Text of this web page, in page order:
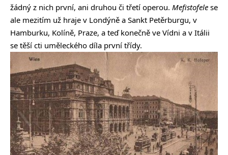
žádný z nich první, ani druhou či třetí operou. Mefistofele se
ale mezitím už hraje v Londýně a Sankt Petěrburgu, v
Hamburku, Kolíně, Praze, a teď konečně ve Vídni a v Itálii
se těší cti uměleckého díla první třídy.